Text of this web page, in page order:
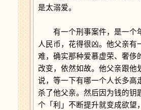
是太溺爱。
有一个刑事案件，是一个年
人民币，花得很凶。他父亲
难，确实那种爱慕虚荣、奢侈
改变，依然如故。他父亲跟他
说，等一下有哪一个人长多高
杀了他父亲。然后因为钱的钥
个「利」不断提升就变成欲望